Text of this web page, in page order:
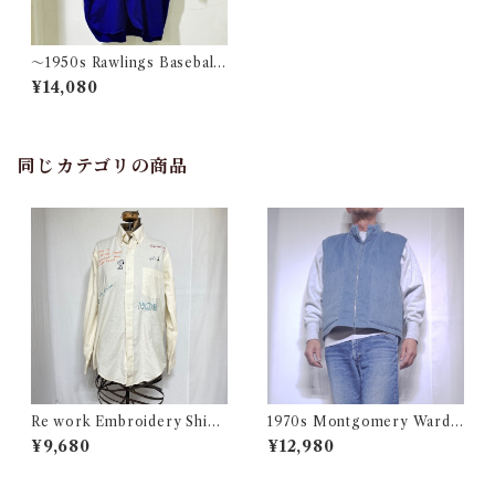
〜1950s Rawlings Baseball
Shirt / 〜50年代 ローリング
ス コットン ツイル ベースボー
¥14,080
同じカテゴリの商品
Re work Embroidery Shirt
/ リワーク ハンド刺繍入り シ
ャツ 古着
¥9,680
1970s Montgomery Ward
PUT TOGETHERS Nylon S
ki Vest / 70年代 モンゴメリー
¥12,980